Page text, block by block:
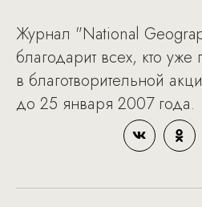
Журнал "National
благодарит вcех, кто уже
в благотворительной
до 25 января 2007 года.